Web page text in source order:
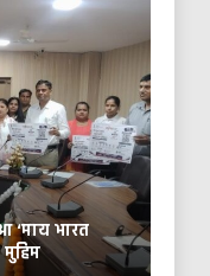
‘माय भारत